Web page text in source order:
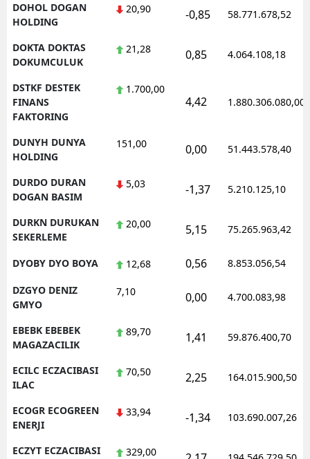
DOHOL DOGAN
HOLDING
20,90 -0,85 58.771.678,52
DOKTA DOKTAS
DOKUMCULUK
21,28 0,85 4.064.108,18
DSTKF DESTEK
FINANS
FAKTORING
1.700,00
4,42 1.880.306.080,00
DUNYH DUNYA
HOLDING
151,00 0,00 51.443.578,40
DURDO DURAN
DOGAN BASIM
5,03 -1,37 5.210.125,10
DURKN DURUKAN
SEKERLEME
20,00 5,15 75.265.963,42
DYOBY DYO BOYA 12,68 0,56 8.853.056,54
DZGYO DENIZ
GMYO
7,10 0,00 4.700.083,98
EBEBK EBEBEK
MAGAZACILIK
89,70 1,41 59.876.400,70
ECILC ECZACIBASI
ILAC
70,50 2,25 164.015.900,50
ECOGR ECOGREEN
ENERJI
33,94 -1,34 103.690.007,26
ECZYT ECZACIBASI
329,00